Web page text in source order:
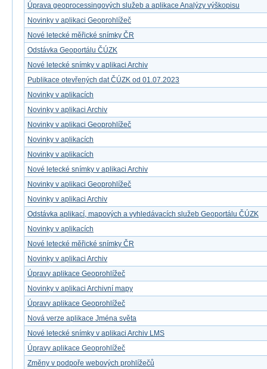
Úprava geoprocessingových služeb a aplikace Analýzy výškopisu
Novinky v aplikaci Geoprohlížeč
Nové letecké měřické snímky ČR
Odstávka Geoportálu ČÚZK
Nové letecké snímky v aplikaci Archiv
Publikace otevřených dat ČÚZK od 01.07.2023
Novinky v aplikacích
Novinky v aplikaci Archiv
Novinky v aplikaci Geoprohlížeč
Novinky v aplikacích
Novinky v aplikacích
Nové letecké snímky v aplikaci Archiv
Novinky v aplikaci Geoprohlížeč
Novinky v aplikaci Archiv
Odstávka aplikací, mapových a vyhledávacích služeb Geoportálu ČÚZK
Novinky v aplikacích
Nové letecké měřické snímky ČR
Novinky v aplikaci Archiv
Úpravy aplikace Geoprohlížeč
Novinky v aplikaci Archivní mapy
Úpravy aplikace Geoprohlížeč
Nová verze aplikace Jména světa
Nové letecké snímky v aplikaci Archiv LMS
Úpravy aplikace Geoprohlížeč
Změny v podpoře webových prohlížečů